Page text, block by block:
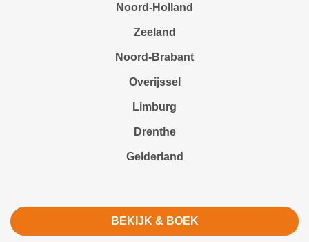
Noord-Holland
Zeeland
Noord-Brabant
Overijssel
Limburg
Drenthe
Gelderland
BEKIJK & BOEK